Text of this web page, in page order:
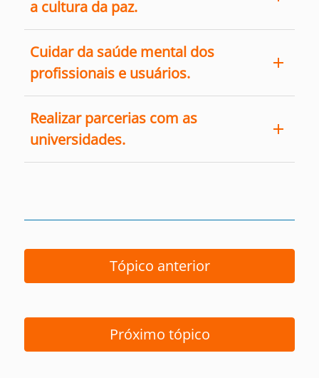
a cultura da paz.
Cuidar da saúde mental dos
profissionais e usuários.
Realizar parcerias com as
universidades.
Tópico anterior
Próximo tópico